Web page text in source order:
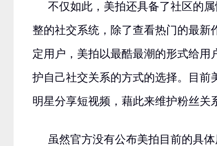
不仅如此，美拍还具备了社区的
整的社交系统，除了查看热门的最新
定用户，美拍以最酷最潮的形式给用
护自己社交关系的方式的选择。目前
明星分享短视频，藉此来维护粉丝关
虽然官方没有公布美拍目前的具